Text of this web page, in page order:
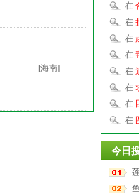
[海南]
在
在
在
在
在
在
在
在
今日
鱼